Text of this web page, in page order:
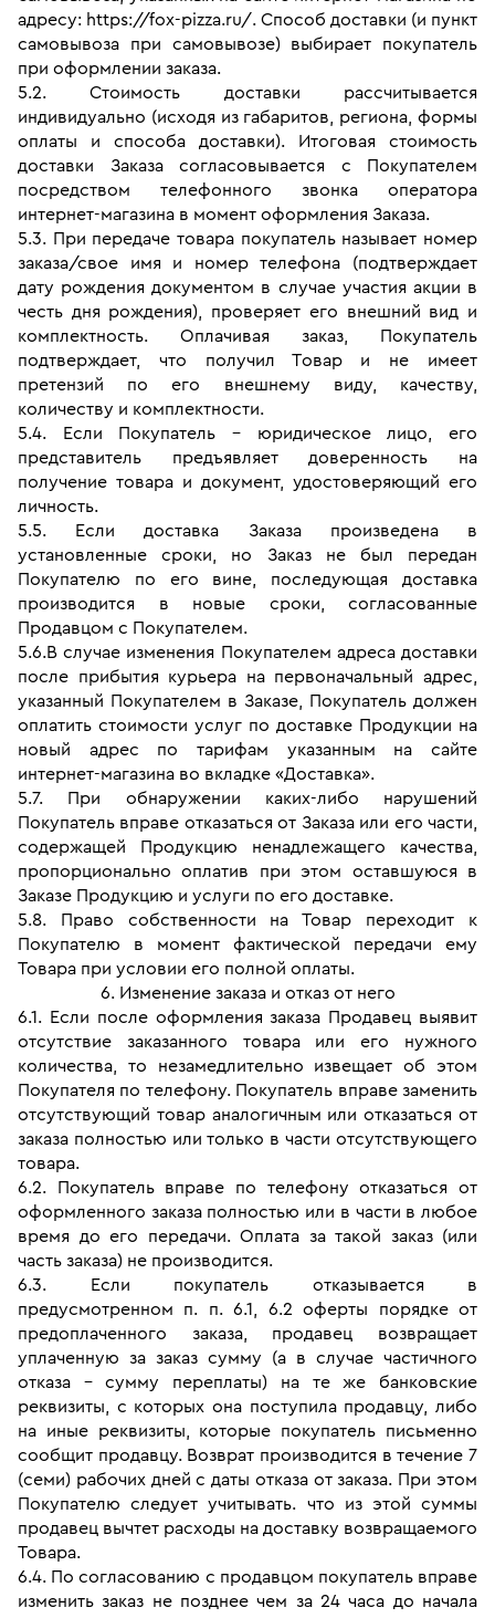
адресу: https://fox-pizza.ru/. Способ доставки (и пункт
самовывоза при самовывозе) выбирает покупатель
при оформлении заказа.
5.2. Стоимость доставки рассчитывается
индивидуально (исходя из габаритов, региона, формы
оплаты и способа доставки). Итоговая стоимость
доставки Заказа согласовывается с Покупателем
посредством телефонного звонка оператора
интернет-магазина в момент оформления Заказа.
5.3. При передаче товара покупатель называет номер
заказа/свое имя и номер телефона (подтверждает
дату рождения документом в случае участия акции в
честь дня рождения), проверяет его внешний вид и
комплектность. Оплачивая заказ, Покупатель
подтверждает, что получил Товар и не имеет
претензий по его внешнему виду, качеству,
количеству и комплектности.
5.4. Если Покупатель - юридическое лицо, его
представитель предъявляет доверенность на
получение товара и документ, удостоверяющий его
личность.
5.5. Если доставка Заказа произведена в
установленные сроки, но Заказ не был передан
Покупателю по его вине, последующая доставка
производится в новые сроки, согласованные
Продавцом с Покупателем.
5.6.В случае изменения Покупателем адреса доставки
после прибытия курьера на первоначальный адрес,
указанный Покупателем в Заказе, Покупатель должен
оплатить стоимости услуг по доставке Продукции на
новый адрес по тарифам указанным на сайте
интернет-магазина во вкладке «Доставка».
5.7. При обнаружении каких-либо нарушений
Покупатель вправе отказаться от Заказа или его части,
содержащей Продукцию ненадлежащего качества,
пропорционально оплатив при этом оставшуюся в
Заказе Продукцию и услуги по его доставке.
5.8. Право собственности на Товар переходит к
Покупателю в момент фактической передачи ему
Товара при условии его полной оплаты.
6. Изменение заказа и отказ от него
6.1. Если после оформления заказа Продавец выявит
отсутствие заказанного товара или его нужного
количества, то незамедлительно извещает об этом
Покупателя по телефону. Покупатель вправе заменить
отсутствующий товар аналогичным или отказаться от
заказа полностью или только в части отсутствующего
товара.
6.2. Покупатель вправе по телефону отказаться от
оформленного заказа полностью или в части в любое
время до его передачи. Оплата за такой заказ (или
часть заказа) не производится.
6.3. Если покупатель отказывается в
предусмотренном п. п. 6.1, 6.2 оферты порядке от
предоплаченного заказа, продавец возвращает
уплаченную за заказ сумму (а в случае частичного
отказа - сумму переплаты) на те же банковские
реквизиты, с которых она поступила продавцу, либо
на иные реквизиты, которые покупатель письменно
сообщит продавцу. Возврат производится в течение 7
(семи) рабочих дней с даты отказа от заказа. При этом
Покупателю следует учитывать. что из этой суммы
продавец вычтет расходы на доставку возвращаемого
Товара.
6.4. По согласованию с продавцом покупатель вправе
изменить заказ не позднее чем за 24 часа до начала